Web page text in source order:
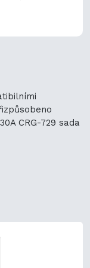
CRG-729 sada
Color LaserJet
CP1025
nahrazuje